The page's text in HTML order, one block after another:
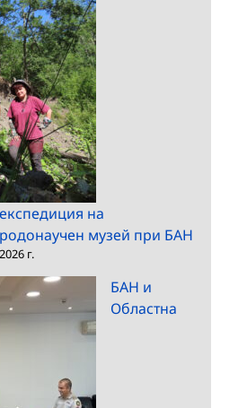
на
музей при БАН
г.
БАН и
Областна